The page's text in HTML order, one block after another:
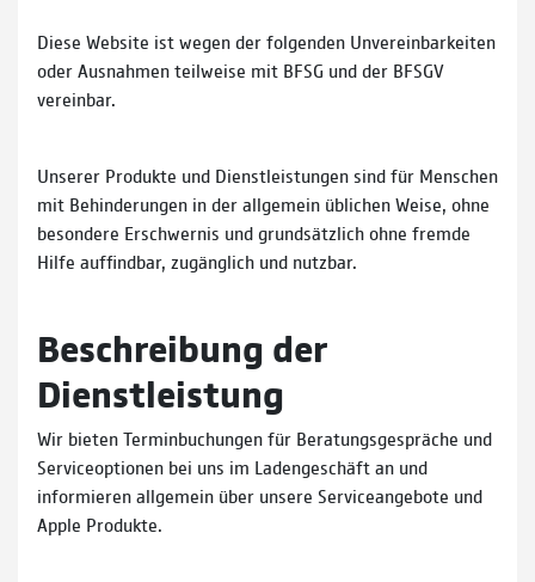
Diese Website ist wegen der folgenden Unvereinbarkeiten
oder Ausnahmen teilweise mit BFSG und der BFSGV
vereinbar.
Unserer Produkte und Dienstleistungen sind für Menschen
mit Behinderungen in der allgemein üblichen Weise, ohne
besondere Erschwernis und grundsätzlich ohne fremde
Hilfe auffindbar, zugänglich und nutzbar.
Beschreibung der
Dienstleistung
Wir bieten Terminbuchungen für Beratungsgespräche und
Serviceoptionen bei uns im Ladengeschäft an und
informieren allgemein über unsere Serviceangebote und
Apple Produkte.